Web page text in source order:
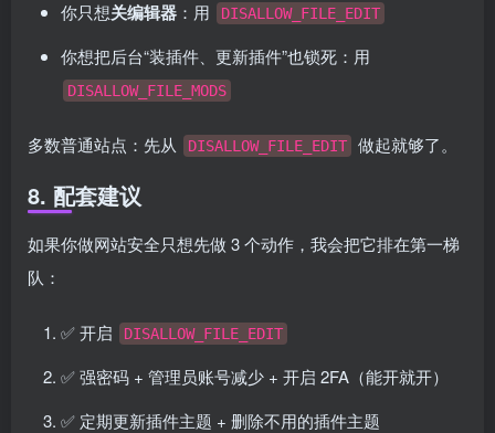
你只想关编辑器 ：用 DISALLOW_FILE_EDIT
你想把后台“装插件、更新插件”也锁死：用
DISALLOW_FILE_MODS
多数普通站点：先从 DISALLOW_FILE_EDIT 做起就够了。
8. 配套建议
如果你做网站安全只想先做 3 个动作，我会把它排在第一梯
队：
✅ 开启 DISALLOW_FILE_EDIT
✅ 强密码 + 管理员账号减少 + 开启 2FA（能开就开）
✅ 定期更新插件主题 + 删除不用的插件主题